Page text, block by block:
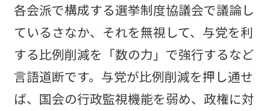
各会派で構成する選挙制度協議会で議論し
ているさなか、それを無視して、与党を利
する比例削減を「数の力」で強行するなど
言語道断です。与党が比例削減を押し通せ
ば、国会の行政監視機能を弱め、政権に対